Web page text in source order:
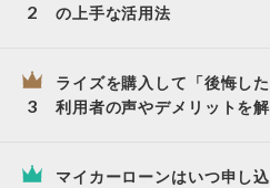
の上手な活用法
ライズを購入して「後悔し
利用者の声やデメリットを
マイカーローンはいつ申し